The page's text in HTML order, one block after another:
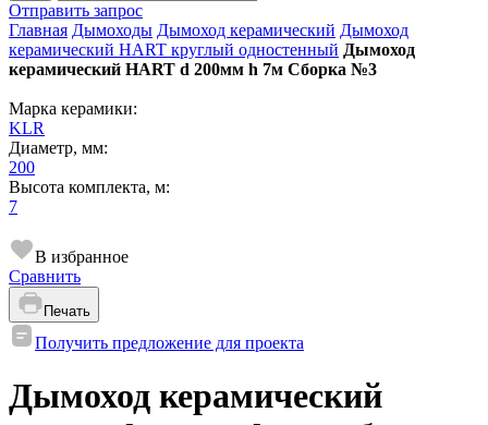
Отправить запрос
Главная Дымоходы Дымоход керамический Дымоход
керамический HART круглый одностенный Дымоход
керамический HART d 200мм h 7м Сборка №3
Марка керамики:
KLR
Диаметр, мм:
200
Высота комплекта, м:
7
В избранное
Сравнить
Печать
Получить предложение для проекта
Дымоход керамический